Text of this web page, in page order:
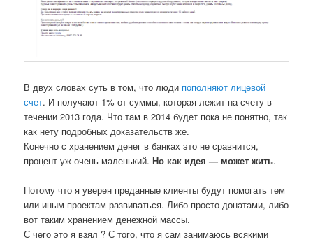
В двух словах суть в том, что люди пополняют лицевой
счет. И получают 1% от суммы, которая лежит на счету в
течении 2013 года. Что там в 2014 будет пока не понятно, так
как нету подробных доказательств же.
Конечно с хранением денег в банках это не сравнится,
процент уж очень маленький.Но как идея — может жить.
Потому что я уверен преданные клиенты будут помогать тем
или иным проектам развиваться. Либо просто донатами, либо
вот таким хранением денежной массы.
С чего это я взял ? С того, что я сам занимаюсь всякими